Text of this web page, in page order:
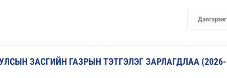
ЗАСГИЙН ГАЗРЫН ТЭТГЭЛЭГ ЗАРЛАГДЛАА (2026-